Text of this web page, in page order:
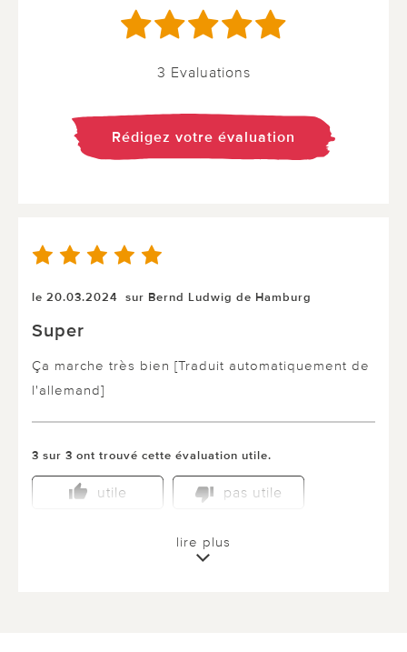
3 Evaluations
Rédigez votre évaluation
le 20.03.2024 sur Bernd Ludwig de Hamburg
Super
Ça marche très bien [Traduit automatiquement de
l'allemand]
3 sur 3 ont trouvé cette évaluation utile.
utile pas utile
lire plus